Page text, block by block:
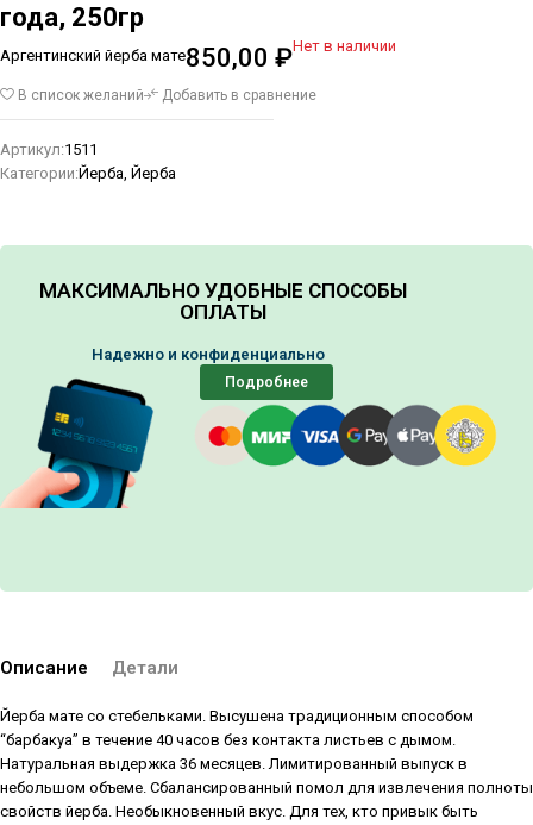
года, 250гр
Аргентинский йерба мате850,00 ₽Нет в наличии
В список желаний Добавить в сравнение
Артикул:1511
Категории:Йерба, Йерба
МАКСИМАЛЬНО УДОБНЫЕ СПОСОБЫ
ОПЛАТЫ
Надежно и конфиденциально
Подробнее
Описание Детали
Йерба мате со стебельками. Высушена традиционным способом
“барбакуа” в течение 40 часов без контакта листьев с дымом.
Натуральная выдержка 36 месяцев. Лимитированный выпуск в
небольшом объеме. Сбалансированный помол для извлечения полноты
свойств йерба. Необыкновенный вкус. Для тех, кто привык быть